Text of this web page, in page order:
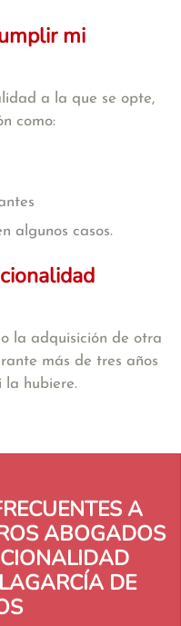
mi
a la que se opte,
como:
algunos casos.
la adquisición de otra
más de tres años
la hubiere.
A
ABOGADOS
DE